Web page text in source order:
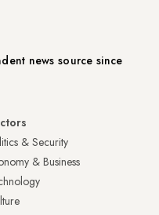
news source since
& Security
& Business